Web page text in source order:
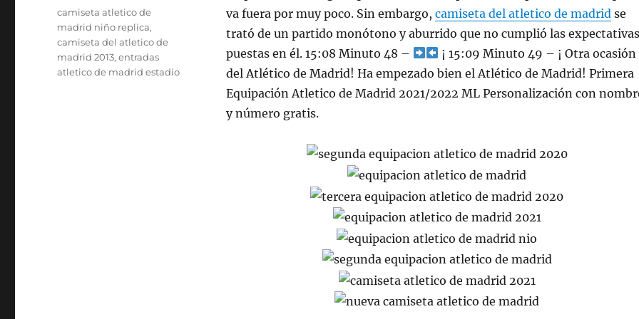
va fuera por muy poco. Sin embargo, camiseta del atletico de madrid se
trató de un partido monótono y aburrido que no cumplió las expectativas
puestas en él. 15:08 Minuto 48 –
¡ 15:09 Minuto 49 – ¡ Otra ocasión
del Atlético de Madrid! Ha empezado bien el Atlético de Madrid! Primera
Equipación Atletico de Madrid 2021/2022 ML Personalización con
y número gratis.
Etiquetas
camiseta atletico de
madrid niño replica,
camiseta del atletico de
madrid 2013,entradas
atletico de madrid estadio